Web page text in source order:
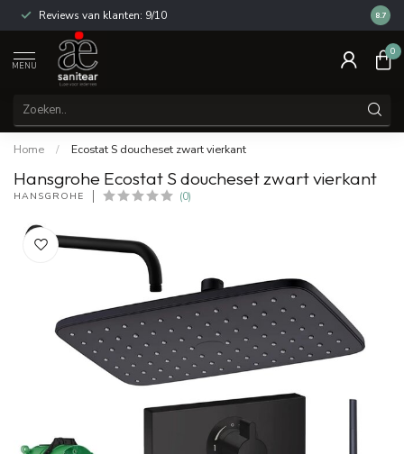
Reviews van klanten: 9/10 14
8.7
MENU
0
Home / Ecostat S doucheset zwart vierkant
Hansgrohe Ecostat S doucheset zwart vierkant
HANSGROHE (0)